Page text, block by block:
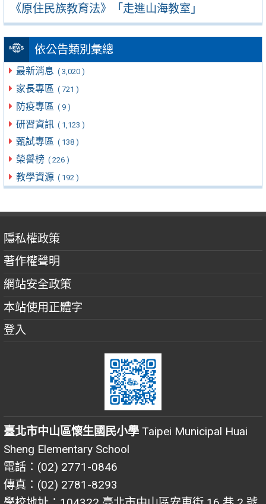
《原住民族教育法》「走進山海教室」
依公告類別彙總
最新消息 ( 3,020 )
家長專區 ( 721 )
防疫專區 ( 9 )
研習資訊 ( 1,123 )
甄試專區 ( 138 )
榮譽榜 ( 226 )
教學資源 ( 192 )
隱私權政策
著作權聲明
網站安全政策
本站使用正體字
登入
臺北市中山區懷生國民小學 Taipei Municipal Huai
Sheng Elementary School
電話：(02) 2771-0846
傳真：(02) 2781-8293